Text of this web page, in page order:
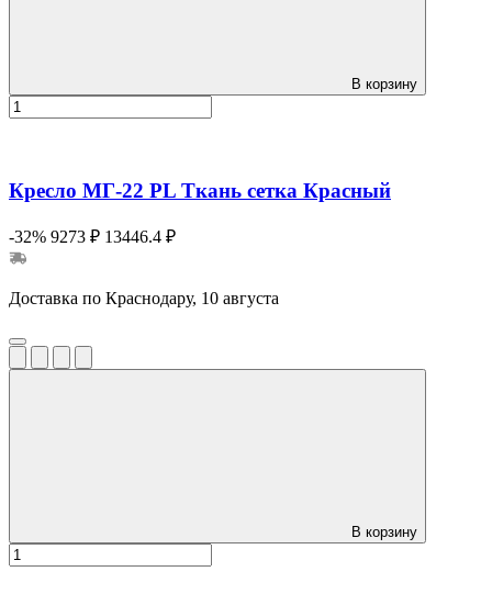
В корзину
Кресло МГ-22 PL Ткань сетка Красный
-32% 9273 ₽ 13446.4 ₽
Доставка по Краснодару, 10 августа
В корзину